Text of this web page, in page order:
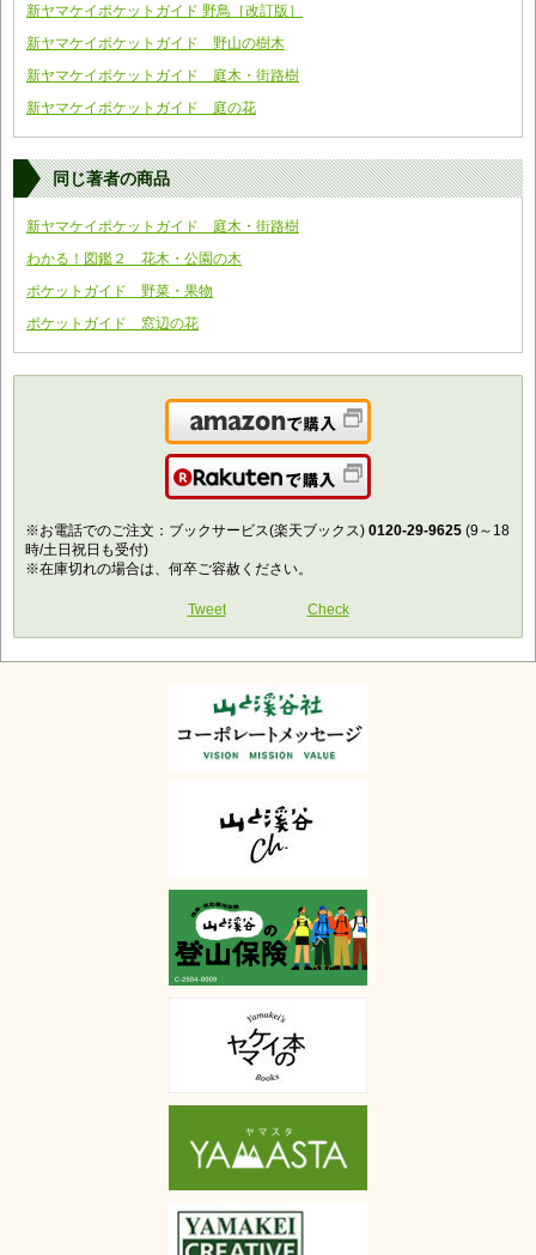
新ヤマケイポケットガイド 野鳥［改訂版］
新ヤマケイポケットガイド 野山の樹木
新ヤマケイポケットガイド 庭木・街路樹
新ヤマケイポケットガイド 庭の花
同じ著者の商品
新ヤマケイポケットガイド 庭木・街路樹
わかる！図鑑２ 花木・公園の木
ポケットガイド 野菜・果物
ポケットガイド 窓辺の花
※お電話でのご注文：ブックサービス(楽天ブックス) 0120-29-9625 (9～18
時/土日祝日も受付)
※在庫切れの場合は、何卒ご容赦ください。
Tweet Check